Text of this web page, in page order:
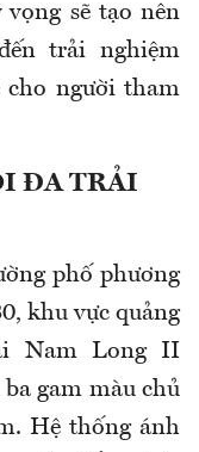
vọng sẽ tạo nên
trải nghiệm
cho người tham
ĐA TRẢI
phố phương
khu vực quảng
Nam Long II
gam màu chủ
Hệ thống ánh